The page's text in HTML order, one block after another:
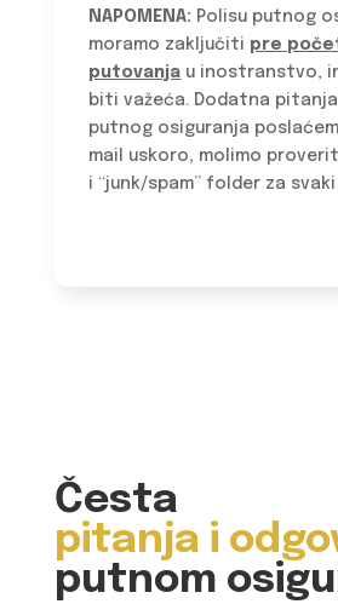
NAPOMENA: Polisu putnog
moramo zaključiti pre
putovanja u inostranstvo,
biti važeća. Dodatna
putnog osiguranja
mail uskoro, molimo
i “junk/spam” folder za
Česta
pitanja i
putnom